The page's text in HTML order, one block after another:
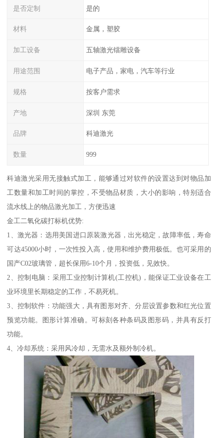
是否定制 是的
材料 金属，塑胶
加工设备 五轴激光镭雕设备
用途范围 电子产品，家电，汽车等行业
规格 按客户需求
产地 深圳 东莞
品牌 科迪激光
数量 999
科迪激光采用无接触式加工，能够通过对软件的设置达到对物品加
工数量和加工时间的掌控，不受物品材质，大小的影响，特别适合
流水线上的物品激光加工，方便迅速
金工二氧化碳打标机优势:
1、激光器：选用美国进口原装激光器，出光稳定，故障率低，寿命
可达45000小时，一次性投入高，使用和维护费用极低。也可采用的
国产C02玻璃管，超长保用6-10个月，投资低，见效快。
2、控制电脑：采用工业控制计算机(工控机)，能保证工业设备在工
业环境里长期稳定的工作，不易死机。
3、控制软件：功能强大，具有图形对齐、分层设置参数和红光位置
预览功能。图形计算准确。可标刻各种条码及图形码，并具有反打
功能。
4、冷却系统：采用风冷却，无需水及额外制冷机。